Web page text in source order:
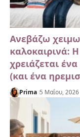
Ανεβάζω
καλοκαιρινά:
χρειάζεται
(και ένα
Prima 5 Μαΐου, 2026